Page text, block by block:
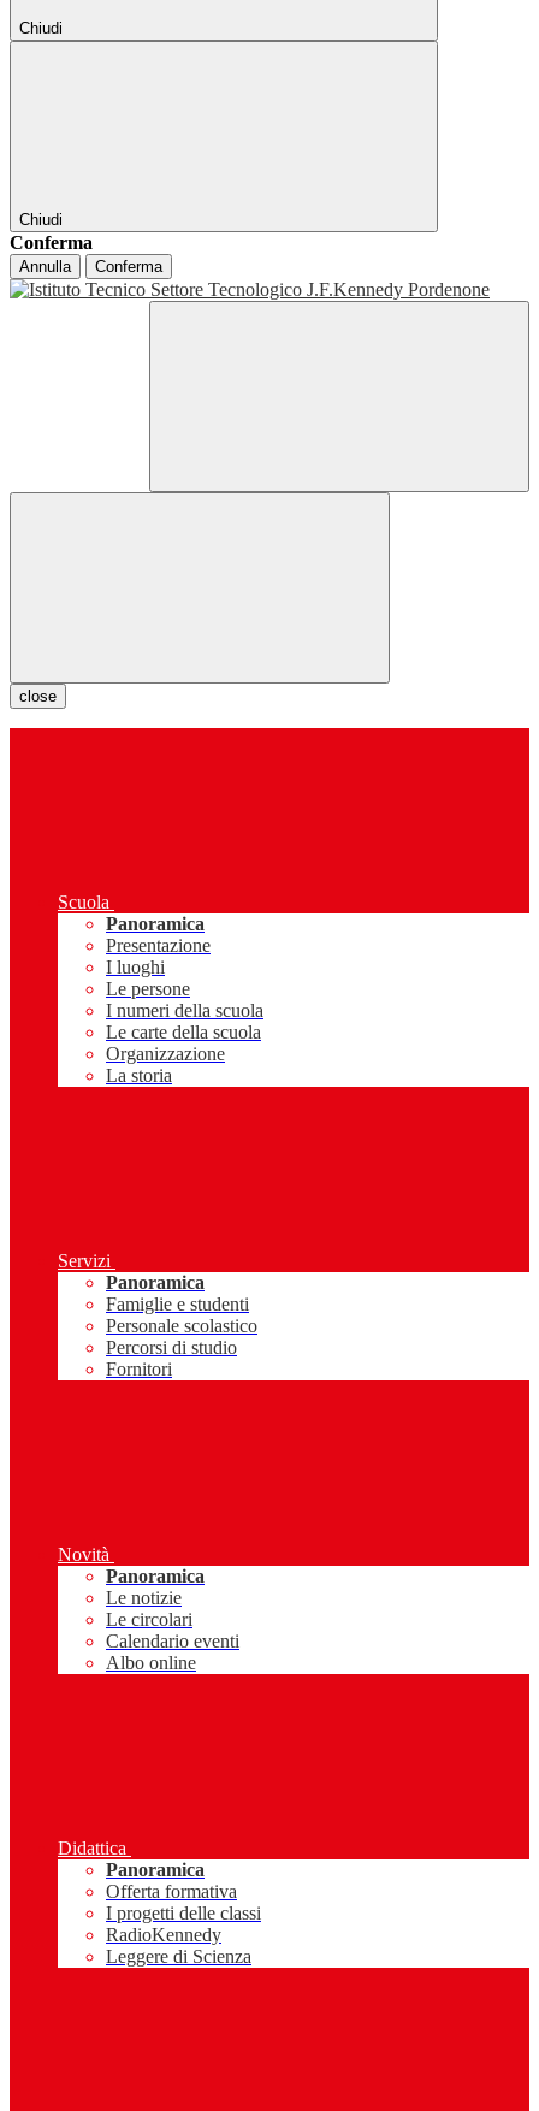
Chiudi
Chiudi
Conferma
Annulla Conferma
close
Scuola
Panoramica
Presentazione
I luoghi
Le persone
I numeri della scuola
Le carte della scuola
Organizzazione
La storia
Servizi
Panoramica
Famiglie e studenti
Personale scolastico
Percorsi di studio
Fornitori
Novità
Panoramica
Le notizie
Le circolari
Calendario eventi
Albo online
Didattica
Panoramica
Offerta formativa
I progetti delle classi
RadioKennedy
Leggere di Scienza